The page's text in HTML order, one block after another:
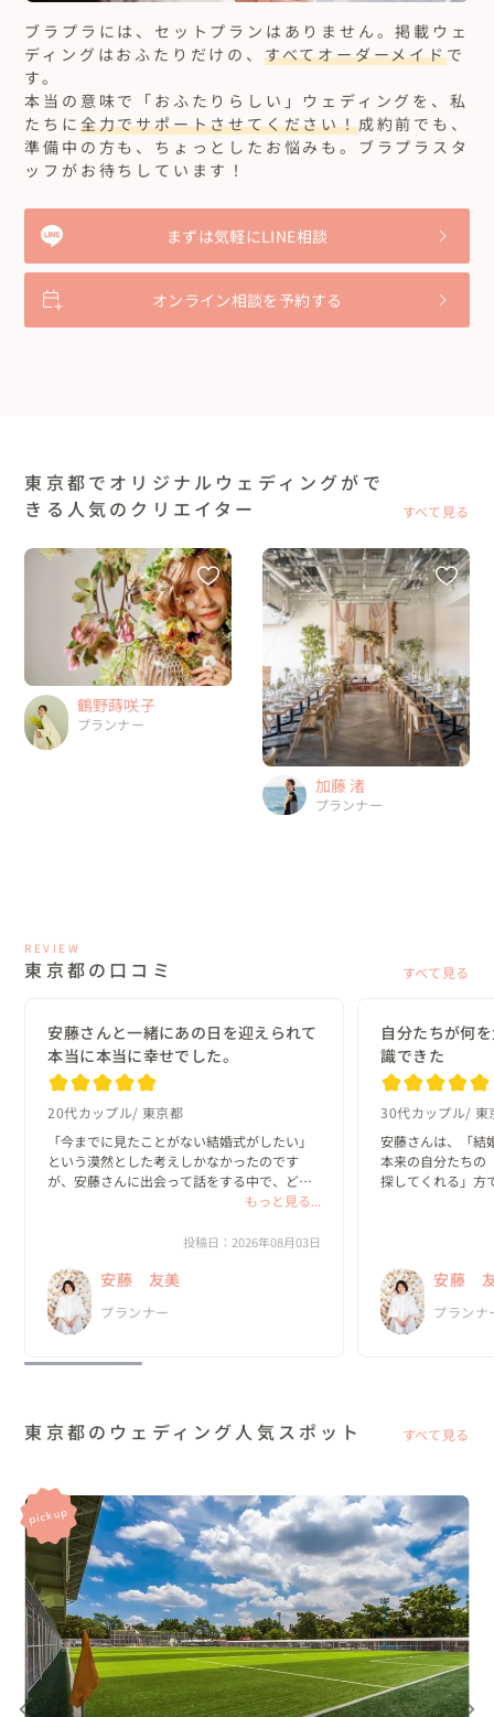
ブラプラには、セットプランはありません。掲載ウェ
ディングはおふたりだけの、 すべてオーダーメイドで
す。
本当の意味で「おふたりらしい」ウェディングを、私
たちに 全力でサポートさせてください！成約前でも、
準備中の方も、ちょっとしたお悩みも。ブラプラスタ
ッフがお待ちしています！
まずは気軽にLINE相談
オンライン相談を予約する
東京都でオリジナルウェディングがで
きる人気のクリエイター
すべて見る
鶴野蒔咲子
プランナー
加藤 渚
プランナー
REVIEW
東京都の口コミ すべて見る
安藤さんと一緒にあの日を迎えられて
本当に本当に幸せでした。
20代カップル 東京都
「今までに見たことがない結婚式がしたい」
という漠然とした考えしかなかったのです
が、安藤さんに出会って話をする中で、どん
な一日にしたいのか？がどんどん具体的にな
ったことを、安藤さんは「何として...
もっと見る...
投稿日：2026年08月03日
安藤 友美
プランナー
自分たちが何
識できた
30代カップル 東
安藤さんは、「結
本来の自分たちの
探してくれる」方
新郎・新婦に招待
の、ほと...
安藤
プランナ
東京都のウェディング人気スポット すべて見る